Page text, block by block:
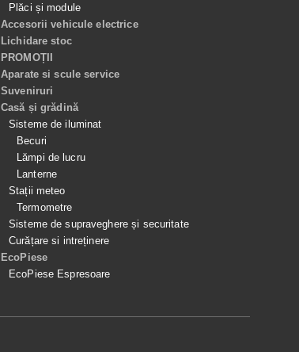
Plăci și module
Accesorii vehicule electrice
Lichidare stoc
PROMOȚII
Aparate si scule service
Suveniruri
Casă și grădină
Sisteme de iluminat
Becuri
Lămpi de lucru
Lanterne
Stații meteo
Termometre
Sisteme de supraveghere și securitate
Curățare si intreținere
EcoPiese
EcoPiese Espresoare